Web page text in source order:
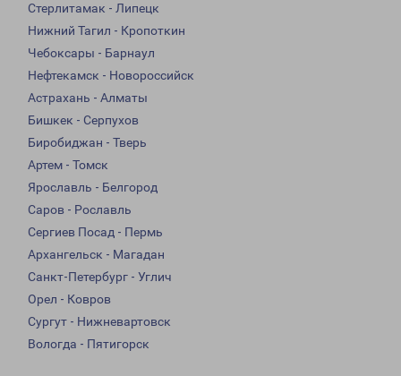
Стерлитамак - Липецк
Нижний Тагил - Кропоткин
Чебоксары - Барнаул
Нефтекамск - Новороссийск
Астрахань - Алматы
Бишкек - Серпухов
Биробиджан - Тверь
Артем - Томск
Ярославль - Белгород
Саров - Рославль
Сергиев Посад - Пермь
Архангельск - Магадан
Санкт-Петербург - Углич
Орел - Ковров
Сургут - Нижневартовск
Вологда - Пятигорск